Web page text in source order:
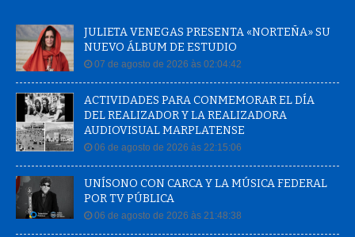
JULIETA VENEGAS PRESENTA «NORTEÑA» SU
NUEVO ÁLBUM DE ESTUDIO
07 de agosto de 2026 às 02:04:42
ACTIVIDADES PARA CONMEMORAR EL DÍA
DEL REALIZADOR Y LA REALIZADORA
AUDIOVISUAL MARPLATENSE
06 de agosto de 2026 às 22:15:06
UNÍSONO CON CARCA Y LA MÚSICA FEDERAL
POR TV PÚBLICA
06 de agosto de 2026 às 21:48:38